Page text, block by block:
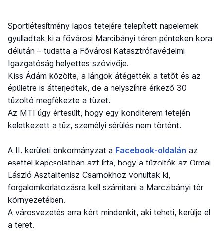
Sportlétesítmény lapos tetejére telepített napelemek
gyulladtak ki a fővárosi Marcibányi téren pénteken kora
délután – tudatta a Fővárosi Katasztrófavédelmi
Igazgatóság helyettes szóvivője.
Kiss Ádám közölte, a lángok átégették a tetőt és az
épületre is átterjedtek, de a helyszínre érkező 30
tűzoltó megfékezte a tüzet.
Az MTI úgy értesült, hogy egy konditerem tetején
keletkezett a tűz, személyi sérülés nem történt.
A II. kerületi önkormányzat a Facebook-oldalán az
esettel kapcsolatban azt írta, hogy a tűzoltók az Ormai
László Asztalitenisz Csarnokhoz vonultak ki,
forgalomkorlátozásra kell számítani a Marczibányi tér
környezetében.
A városvezetés arra kért mindenkit, aki teheti, kerülje el
a teret.